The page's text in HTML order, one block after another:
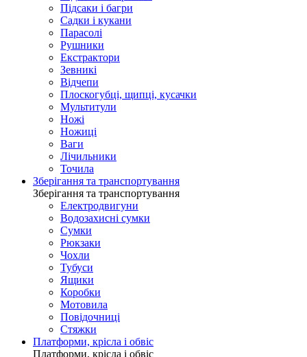
Підсаки і багри
Садки і кукани
Парасолі
Рушники
Екстрактори
Зевникі
Відчепи
Плоскогубці, щипці, кусачки
Мультитули
Ножі
Ножиці
Ваги
Лічильники
Точила
Зберігання та транспортування
Зберігання та транспортування
Електродвигуни
Водозахисні сумки
Сумки
Рюкзаки
Чохли
Тубуси
Ящики
Коробки
Мотовила
Повідочниці
Стяжки
Платформи, крісла і обвіс
Платформи, крісла і обвіс